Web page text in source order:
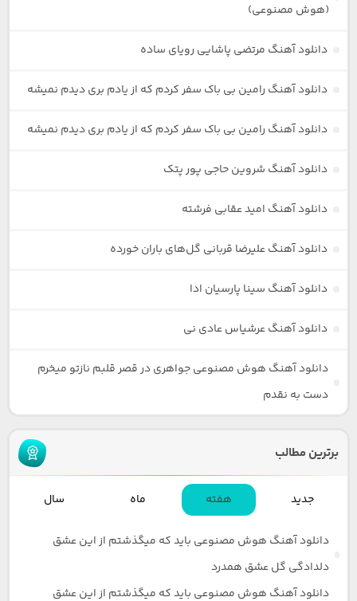
(هوش مصنوعی)
دانلود آهنگ مرتضی پاشایی رویای ساده
دانلود آهنگ رامین بی باک سفر کردم که از یادم بری دیدم نمیشه
دانلود آهنگ رامین بی باک سفر کردم که از یادم بری دیدم نمیشه
دانلود آهنگ شروین حاجی پور پتک
دانلود آهنگ امید عقابی فرشته
دانلود آهنگ علیرضا قربانی گل‌های باران خورده
دانلود آهنگ سینا پارسیان ادا
دانلود آهنگ عرشیاس عادی نی
دانلود آهنگ هوش مصنوعی جواهری در قصر قلبم نازتو میخرم
دست به نقدم
برترین مطالب
جدید هفته ماه سال
دانلود آهنگ هوش مصنوعی باید که میگذشتم از این عشق
دلدادگی گل عشق همدرد
دانلود آهنگ هوش مصنوعی باید که میگذشتم از این عشق